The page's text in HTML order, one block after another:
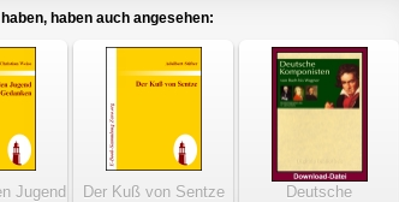
haben auch angesehen:
Jugend
Der Kuß von Sentze
Deutsche